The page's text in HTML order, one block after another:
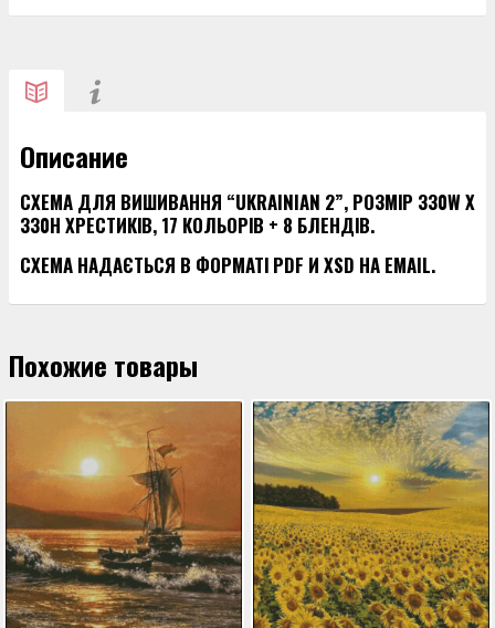
ДЛЯ
Описание
СХЕМА ДЛЯ ВИШИВАННЯ “UKRAINIAN 2”, РОЗМІР 330W X
330H ХРЕСТИКІВ, 17 КОЛЬОРІВ + 8 БЛЕНДІВ.
СХЕМА НАДАЄТЬСЯ В ФОРМАТІ PDF И XSD НА EMAIL.
Похожие товары